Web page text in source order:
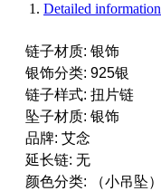
Detailed information
链子材质: 银饰
银饰分类: 925银
链子样式: 扭片链
坠子材质: 银饰
品牌: 艾念
延长链: 无